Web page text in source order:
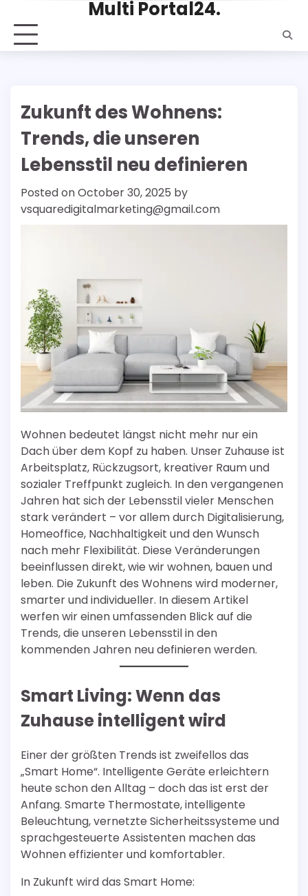
content
Multi Portal24.
Zukunft des Wohnens:
Trends, die unseren
Lebensstil neu definieren
Posted onOctober 30, 2025 by
vsquaredigitalmarketing@gmail.com
Wohnen bedeutet längst nicht mehr nur ein
Dach über dem Kopf zu haben. Unser Zuhause ist
Arbeitsplatz, Rückzugsort, kreativer Raum und
sozialer Treffpunkt zugleich. In den vergangenen
Jahren hat sich der Lebensstil vieler Menschen
stark verändert – vor allem durch Digitalisierung,
Homeoffice, Nachhaltigkeit und den Wunsch
nach mehr Flexibilität. Diese Veränderungen
beeinflussen direkt, wie wir wohnen, bauen und
leben. Die Zukunft des Wohnens wird moderner,
smarter und individueller. In diesem Artikel
werfen wir einen umfassenden Blick auf die
Trends, die unseren Lebensstil in den
kommenden Jahren neu definieren werden.
Smart Living: Wenn das
Zuhause intelligent wird
Einer der größten Trends ist zweifellos das
„Smart Home“. Intelligente Geräte erleichtern
heute schon den Alltag – doch das ist erst der
Anfang. Smarte Thermostate, intelligente
Beleuchtung, vernetzte Sicherheitssysteme und
sprachgesteuerte Assistenten machen das
Wohnen effizienter und komfortabler.
In Zukunft wird das Smart Home: